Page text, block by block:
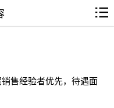
售经验者优先，待遇面